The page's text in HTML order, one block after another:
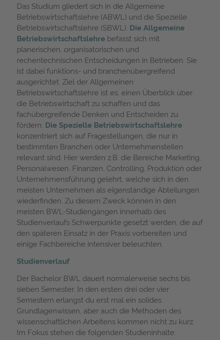
Das Studium gliedert sich in die Allgemeine
Betriebswirtschaftslehre (ABWL) und die Spezielle
Betriebswirtschaftslehre (SBWL). Die Allgemeine
Betriebswirtschaftslehre befasst sich mit
planerischen, organisatorischen und
rechentechnischen Entscheidungen in Betrieben. Sie
ist dabei funktions- und branchenübergreifend
ausgerichtet. Ziel der Allgemeinen
Betriebswirtschaftslehre ist es, einen Überblick über
die Betriebswirtschaft zu schaffen und das
fachübergreifende Denken und Entscheiden zu
fördern. Die Spezielle Betriebswirtschaftslehre
konzentriert sich auf Fragestellungen, die nur in
bestimmten Branchen oder Unternehmensteilen
relevant sind. Hier werden z.B. die Bereiche Marketing,
Personalwesen, Finanzen, Controlling, Produktion oder
Unternehmensführung gelehrt, welche sich in den
meisten Unternehmen als eigenständige Abteilungen
wiederfinden. Zu diesem Zweck können in den
meisten BWL-Studiengängen innerhalb des
Studienverlaufs Schwerpunkte gesetzt werden, die auf
den späteren Einsatz in der Praxis vorbereiten und
einige Fachbereiche intensiver beleuchten.
Studienverlauf
Der Bachelor BWL dauert normalerweise sechs bis
sieben Semester. In den ersten drei oder vier
Semestern erlangst du erst mal ein solides
Grundlagenwissen, aber auch die Methoden des
wissenschaftlichen Arbeitens kommen nicht zu kurz.
Im Fokus stehen die folgenden Studieninhalte: